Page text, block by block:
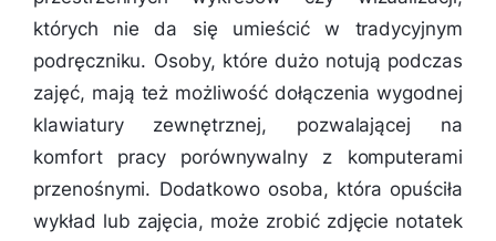
których nie da się umieścić w tradycyjnym
podręczniku. Osoby, które dużo notują podczas
zajęć, mają też możliwość dołączenia wygodnej
klawiatury zewnętrznej, pozwalającej na
komfort pracy porównywalny z komputerami
przenośnymi. Dodatkowo osoba, która opuściła
wykład lub zajęcia, może zrobić zdjęcie notatek